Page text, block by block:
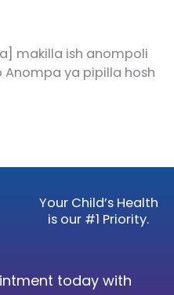
makilla ish anompoli
Anompa ya pipilla hosh
Your Child’s Health
is our #1 Priority.
today with